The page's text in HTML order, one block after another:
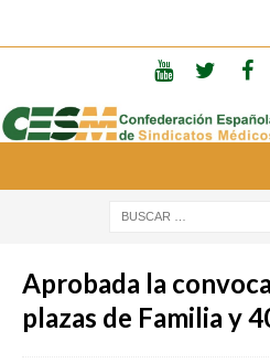
Aprobada la
plazas de Familia y